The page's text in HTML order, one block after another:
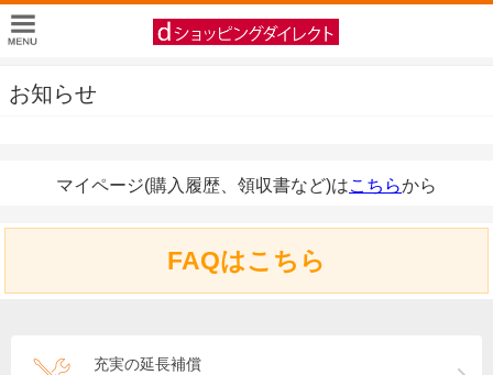
お知らせ
マイページ(購入履歴、領収書など)はこちらから
FAQはこちら
充実の延長補償